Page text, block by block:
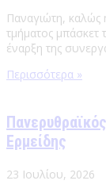
Παναγιώτη, καλώς
τμήματος μπάσκετ
έναρξη της
Περισσότερα »
Ερμείδης
23 Ιουλίου, 2026